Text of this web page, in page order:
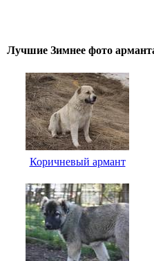
Лучшие Зимнее фото
Коричневый армант